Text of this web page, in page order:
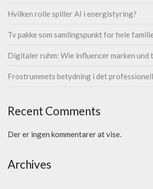
Hvilken rolle spiller AI i energistyring?
Tv pakke som samlingspunkt for hele
Digitaler ruhm: Wie influencer marken und
Frostrummets betydning i det
Recent Comments
Der er ingen kommentarer at vise.
Archives